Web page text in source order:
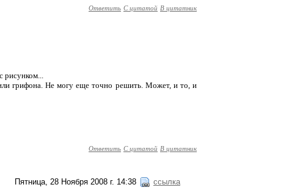
Ответить С цитатой В цитатник
рисунком...
грифона. Не могу еще точно решить. Может, и то, и
Ответить С цитатой В цитатник
Пятница, 28 Ноября 2008 г. 14:38 ссылка